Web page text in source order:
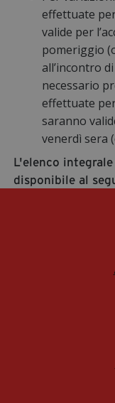
effettuate
valide per
pomeriggio
all’incontro
necessario
effettuate
saranno
venerdì sera
L'elenco
disponibile al